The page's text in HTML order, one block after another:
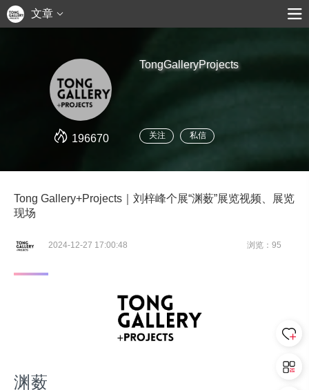
文章
196670
TongGalleryProjects
关注 私信
Tong Gallery+Projects｜刘梓峰个展“渊薮”展览视频、展览
现场
2024-12-27 17:00:48 浏览：95
渊薮